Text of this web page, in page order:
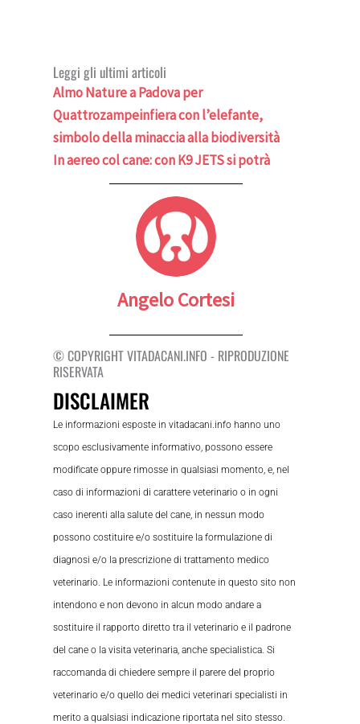
Leggi gli ultimi articoli
Almo Nature a Padova per
Quattrozampeinfiera con l’elefante,
simbolo della minaccia alla biodiversità
In aereo col cane: con K9 JETS si potrà
Angelo Cortesi
© COPYRIGHT VITADACANI.INFO - RIPRODUZIONE
RISERVATA
DISCLAIMER
Le informazioni esposte in vitadacani.info hanno uno
scopo esclusivamente informativo, possono essere
modificate oppure rimosse in qualsiasi momento, e, nel
caso di informazioni di carattere veterinario o in ogni
caso inerenti alla salute del cane, in nessun modo
possono costituire e/o sostituire la formulazione di
diagnosi e/o la prescrizione di trattamento medico
veterinario. Le informazioni contenute in questo sito non
intendono e non devono in alcun modo andare a
sostituire il rapporto diretto tra il veterinario e il padrone
del cane o la visita veterinaria, anche specialistica. Si
raccomanda di chiedere sempre il parere del proprio
veterinario e/o quello dei medici veterinari specialisti in
merito a qualsiasi indicazione riportata nel sito stesso.